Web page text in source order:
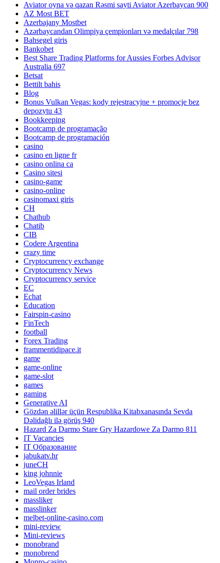
Aviator oyna və qazan Rəsmi sayti Aviator Azerbaycan 900
AZ Most BET
Azerbajany Mostbet
Azərbaycandan Olimpiya çempionları və medalçılar 798
Bahsegel giris
Bankobet
Best Share Trading Platforms for Aussies Forbes Advisor
Australia 697
Betsat
Bettilt bahis
Blog
Bonus Vulkan Vegas: kody rejestracyjne + promocje bez
depozytu 43
Bookkeeping
Bootcamp de programação
Bootcamp de programación
casino
casino en ligne fr
casino onlina ca
Casino sitesi
casino-game
casino-online
casinomaxi giris
CH
Chathub
Chatib
CIB
Codere Argentina
crazy time
Cryptocurrency exchange
Cryptocurrency News
Cryptocurrency service
EC
Echat
Education
Fairspin-casino
FinTech
football
Forex Trading
frammentidipace.it
game
game-online
game-slot
games
gaming
Generative AI
Gözdən əlillər üçün Respublika Kitabxanasında Sevda
Dəlidağlı ilə görüş 940
Hazard Za Darmo Stare Gry Hazardowe Za Darmo 811
IT Vacancies
IT Образование
jabukatv.hr
juneCH
king johnnie
LeoVegas Irland
mail order brides
massliker
masslinker
melbet-online-casino.com
mini-review
Mini-reviews
monobrand
monobrend